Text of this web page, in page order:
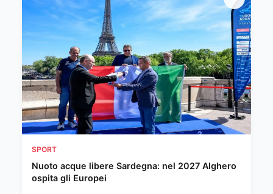
SPORT
Nuoto acque libere Sardegna: nel 2027 Alghero
ospita gli Europei